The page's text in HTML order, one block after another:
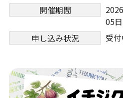
開催期間
05日
申し込み状況
受